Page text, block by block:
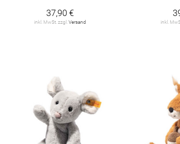
37,90 €
inkl. MwSt. zzgl. Versand inkl.